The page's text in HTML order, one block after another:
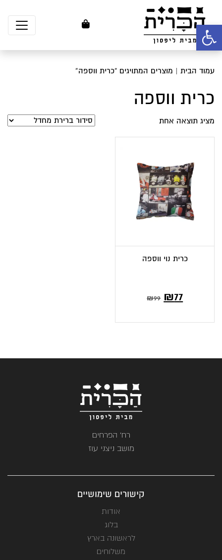
פתח סרגל נגישות
עמוד הבית | מוצרים המתויגים “כרית ווספה”
כרית ווספה
מציג תוצאה אחת
כרית נוי ווספה
₪99 המחיר
₪77המחיר
רח' הפרחים
מושב ניצני עוז
קישורים שימושיים
אודות
בלוג
לראשונה בארץ
משלוחים